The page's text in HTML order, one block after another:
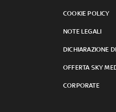
COOKIE POLICY
NOTE LEGALI
DICHIARAZIONE
OFFERTA SKY
CORPORATE